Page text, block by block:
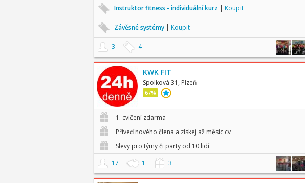
Instruktor fitness - individuální kurz | Koupit
Závěsné systémy | Koupit
3 4
KWK FIT
Spolková 31, Plzeň
67%
1. cvičení zdarma
Přiveď nového člena a získej až měsíc cvičení zdarma
Slevy pro týmy či party od 10 lidí
17
1 3